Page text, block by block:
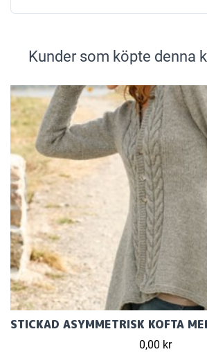
Kunder som köpte denna
0,00 kr